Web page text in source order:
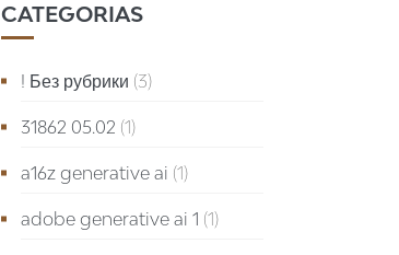
CATEGORIAS
! Без рубрики (3)
31862 05.02 (1)
a16z generative ai (1)
adobe generative ai 1 (1)